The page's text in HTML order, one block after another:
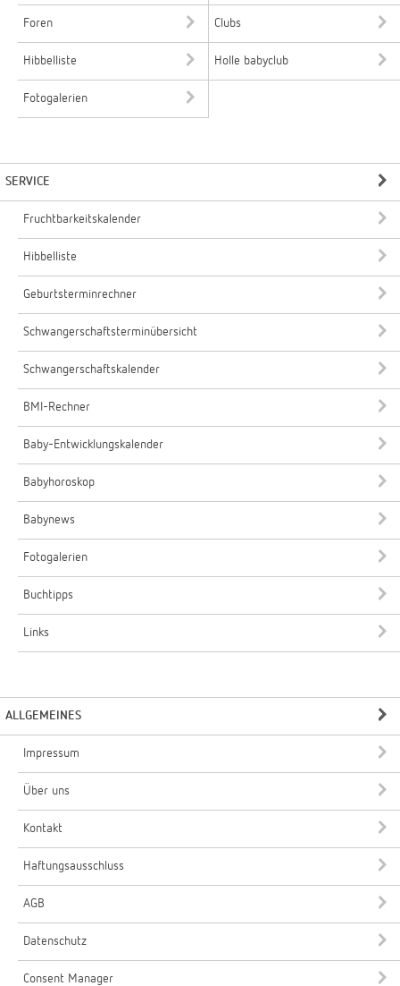
Foren Clubs
Hibbelliste Holle babyclub
Fotogalerien
SERVICE
Fruchtbarkeitskalender
Hibbelliste
Geburtsterminrechner
Schwangerschaftsterminübersicht
Schwangerschaftskalender
BMI-Rechner
Baby-Entwicklungskalender
Babyhoroskop
Babynews
Fotogalerien
Buchtipps
Links
ALLGEMEINES
Impressum
Über uns
Kontakt
Haftungsausschluss
AGB
Datenschutz
Consent Manager